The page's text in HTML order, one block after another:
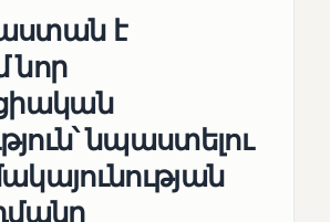
է
նոր
նպաստելու